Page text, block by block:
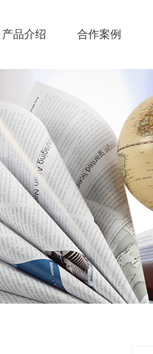
产品介绍 合作案例